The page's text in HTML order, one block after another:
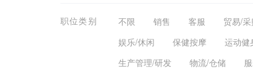
职位类别 不限 销售 客服 贸易/采
娱乐/休闲
保健按摩 运动健
生产管理/研发
物流/仓储